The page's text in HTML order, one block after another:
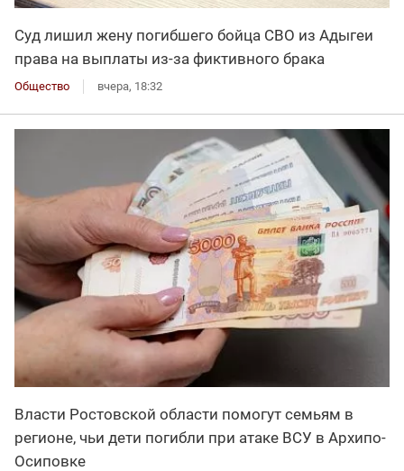
Суд лишил жену погибшего бойца СВО из Адыгеи
права на выплаты из-за фиктивного брака
Общество вчера, 18:32
Власти Ростовской области помогут семьям в
регионе, чьи дети погибли при атаке ВСУ в Архипо-
Осиповке